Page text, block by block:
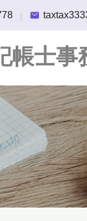
|
帳士事